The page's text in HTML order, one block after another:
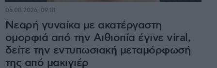
Νεαρή γυναίκα με ακατέργαστη
ομορφιά από την Αιθιοπία έγινε viral,
δείτε την εντυπωσιακή μεταμόρφωσή
της από μακιγιέρ
06.08.2026, 09:18